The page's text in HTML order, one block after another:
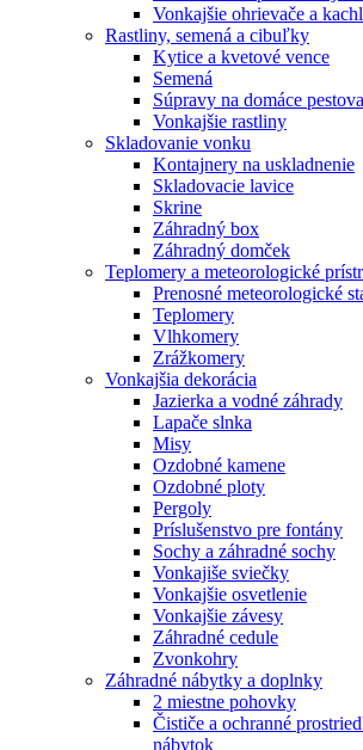
Vonkajšie ohrievače a
Rastliny, semená a cibuľky
Kytice a kvetové vence
Semená
Súpravy na domáce
Vonkajšie rastliny
Skladovanie vonku
Kontajnery na uskladnenie
Skladovacie lavice
Skrine
Záhradný box
Záhradný domček
Teplomery a meteorologické
Prenosné meteorologické
Teplomery
Vlhkomery
Zrážkomery
Vonkajšia dekorácia
Jazierka a vodné záhrady
Lapače slnka
Misy
Ozdobné kamene
Ozdobné ploty
Pergoly
Príslušenstvo pre fontány
Sochy a záhradné sochy
Vonkajiše sviečky
Vonkajšie osvetlenie
Vonkajšie závesy
Záhradné cedule
Zvonkohry
Záhradné nábytky a doplnky
2 miestne pohovky
Čističe a ochranné
nábytok